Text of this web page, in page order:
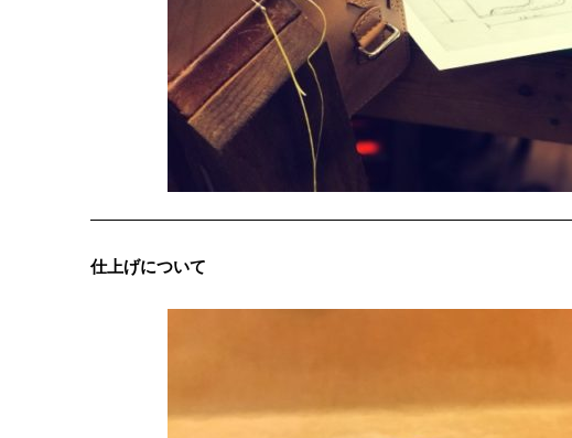
仕上げについて